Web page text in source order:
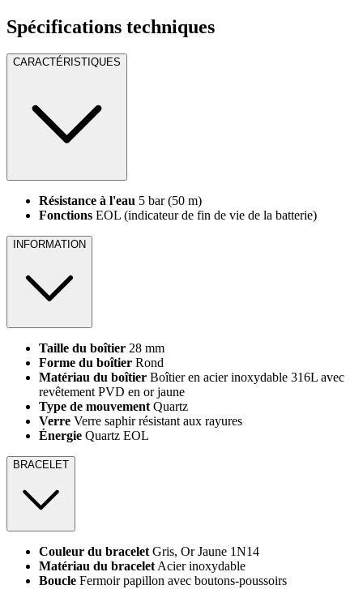
Spécifications techniques
CARACTÉRISTIQUES
Résistance à l'eau 5 bar (50 m)
Fonctions EOL (indicateur de fin de vie de la batterie)
INFORMATION
Taille du boîtier 28 mm
Forme du boîtier Rond
Matériau du boîtier Boîtier en acier inoxydable 316L avec
revêtement PVD en or jaune
Type de mouvementQuartz
Verre Verre saphir résistant aux rayures
Énergie Quartz EOL
BRACELET
Couleur du braceletGris, Or Jaune 1N14
Matériau du braceletAcier inoxydable
Boucle Fermoir papillon avec boutons-poussoirs